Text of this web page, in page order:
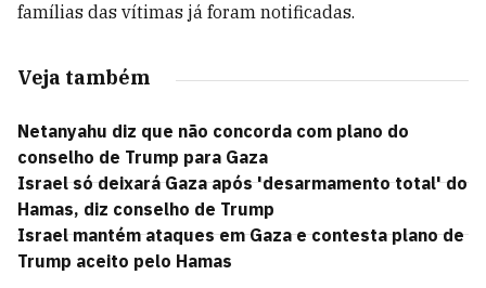
famílias das vítimas já foram notificadas.
Veja também
Netanyahu diz que não concorda com plano do
conselho de Trump para Gaza
Israel só deixará Gaza após 'desarmamento total' do
Hamas, diz conselho de Trump
Israel mantém ataques em Gaza e contesta plano de
Trump aceito pelo Hamas